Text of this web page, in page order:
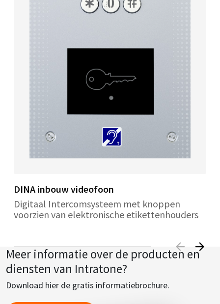
DINA inbouw videofoon
Digitaal Intercomsysteem met knoppen
voorzien van elektronische etikettenhouders
Meer informatie over de producten en
diensten van Intratone?
Download hier de gratis informatiebrochure.